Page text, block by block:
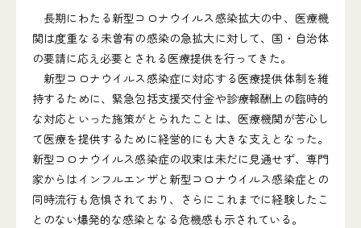
長期にわたる新型コロナウイルス感染拡大の中、医療機
関は度重なる未曽有の感染の急拡大に対して、国・自治体
の要請に応え必要とされる医療提供を行ってきた。
新型コロナウイルス感染症に対応する医療提供体制を維
持するために、緊急包括支援交付金や診療報酬上の臨時的
な対応といった施策がとられたことは、医療機関が苦心し
て医療を提供するために経営的にも大きな支えとなった。
新型コロナウイルス感染症の収束は未だに見通せず、専門
家からはインフルエンザと新型コロナウイルス感染症との
同時流行も危惧されており、さらにこれまでに経験したこ
とのない爆発的な感染となる危機感も示されている。